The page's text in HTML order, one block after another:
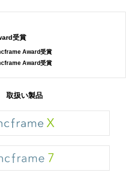
受賞
Award受賞
Award受賞
取扱い製品